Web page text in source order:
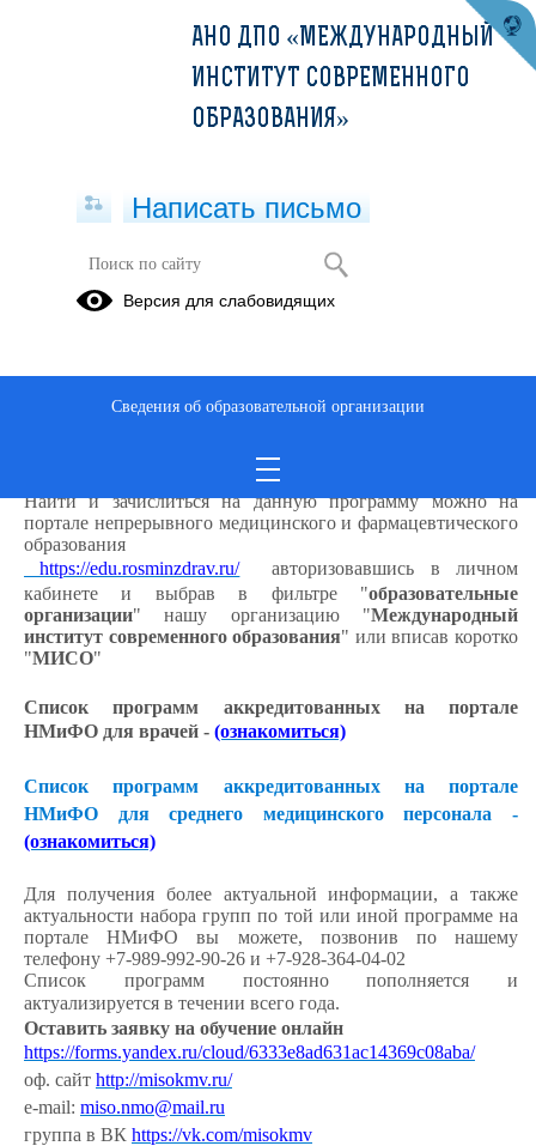
Актуальные вопросы сестринской
сосудистой системы (36ч)
Описание образовательной программы
Найти и зачислиться на данную программу можно на
портале непрерывного медицинского и фармацевтического
образования
https://edu.rosminzdrav.ru/авторизовавшись в личном
кабинете и выбрав в фильтре "образовательные
организации" нашу организацию "Международный
институт современного образования" или вписав коротко
"МИСО"
Список программ аккредитованных на портале
НМиФО для врачей - (ознакомиться)
Список программ аккредитованных на портале
НМиФО для среднего медицинского персонала -
(ознакомиться)
Для получения более актуальной информации, а также
актуальности набора групп по той или иной программе на
портале НМиФО вы можете, позвонив по нашему
телефону +7-989-992-90-26 и +7-928-364-04-02
Список программ постоянно пополняется и
актуализируется в течении всего года.
Оставить заявку на обучение онлайн
https://forms.yandex.ru/cloud/6333e8ad631ac14369c08aba/
оф. сайт http://misokmv.ru/
e-mail: miso.nmo@mail.ru
группа в ВК https://vk.com/misokmv
АНО ДПО «МЕЖДУНАРОДНЫЙ
ИНСТИТУТ СОВРЕМЕННОГО
ОБРАЗОВАНИЯ»
Написать письмо
Версия для слабовидящих
Сведения об образовательной организации